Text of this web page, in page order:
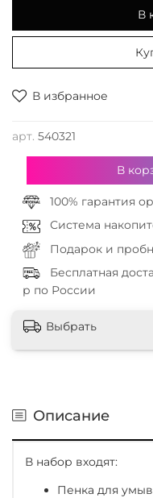
В избранное
арт. 540321
В
В
100% гарантия
Система
Подарок и
Бесплатная
р по России
Выбрать
Описание
В набор входят:
Пенка для